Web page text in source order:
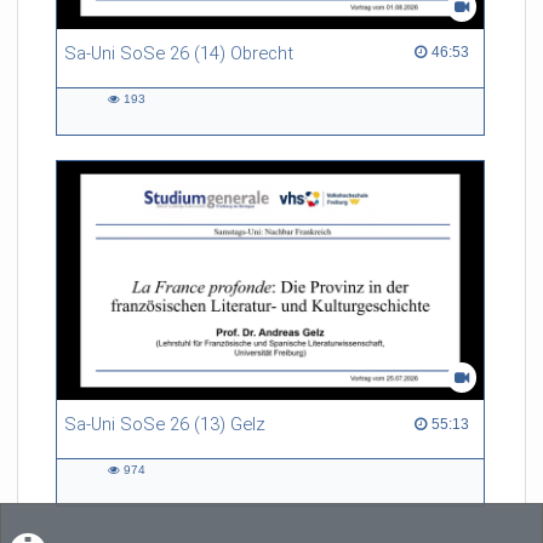
Sa-Uni SoSe 26 (14) Obrecht 46:53
46:53 duration
193
Sa-Uni SoSe 26 (13) Gelz 55:13
55:13 duration
974